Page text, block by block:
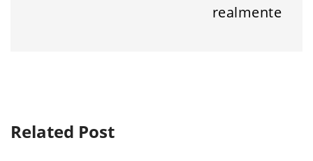
realmente
Related Post